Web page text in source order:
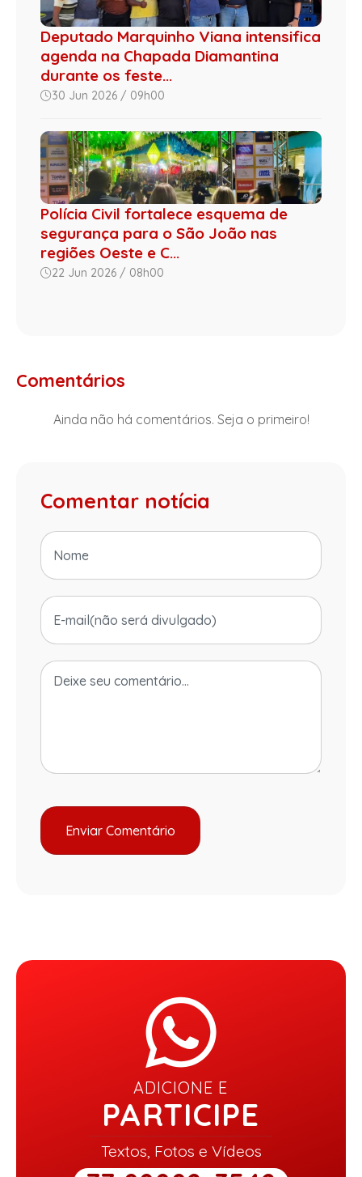
Deputado Marquinho Viana intensifica
agenda na Chapada Diamantina
durante os feste...
30 Jun 2026 / 09h00
Polícia Civil fortalece esquema de
segurança para o São João nas
regiões Oeste e C...
22 Jun 2026 / 08h00
Comentários
Ainda não há comentários. Seja o primeiro!
Comentar notícia
ADICIONE E
PARTICIPE
Textos, Fotos e Vídeos